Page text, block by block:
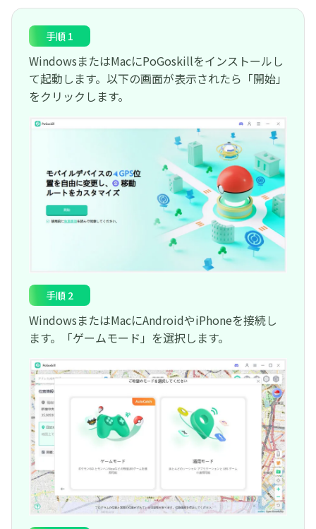
手順 1
WindowsまたはMacにPoGoskillをインストールし
て起動します。以下の画面が表示されたら「開始」
をクリックします。
手順 2
WindowsまたはMacにAndroidやiPhoneを接続し
ます。「ゲームモード」を選択します。